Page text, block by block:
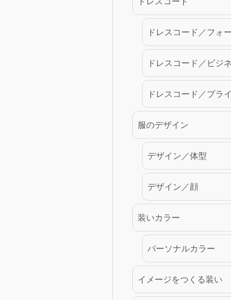
ドレスコード／フォ
ドレスコード／ビジ
ドレスコード／プラ
服のデザイン
デザイン／体型
デザイン／顔
装いカラー
パーソナルカラー
イメージをつくる装い